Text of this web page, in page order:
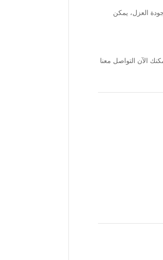
العزل، يمكن
الآن التواصل معنا